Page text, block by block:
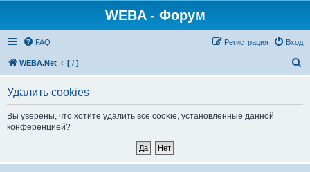
WEBA - Форум
FAQ Вход
Регистрация
WEBA.Net [ / ]
Удалить cookies
Вы уверены, что хотите удалить все cookie, установленные данной
конференцией?